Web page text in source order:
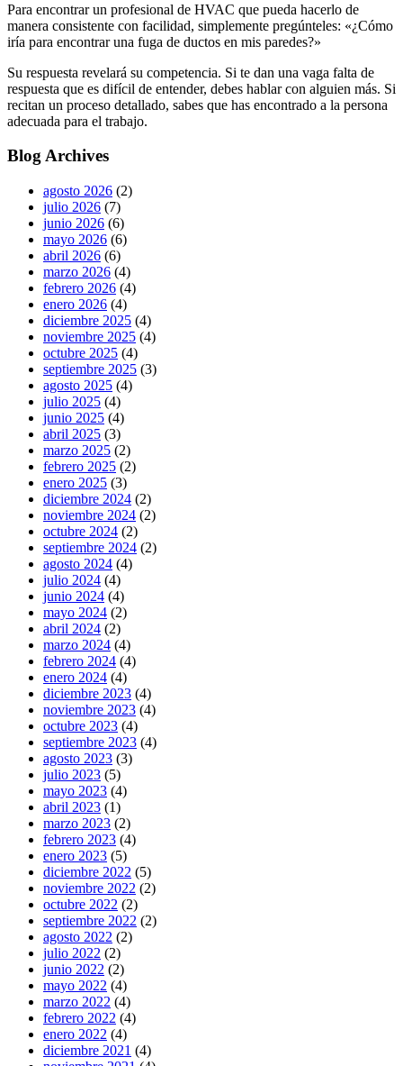
Para encontrar un profesional de HVAC que pueda hacerlo de
manera consistente con facilidad, simplemente pregúnteles: «¿Cómo
iría para encontrar una fuga de ductos en mis paredes?»
Su respuesta revelará su competencia. Si te dan una vaga falta de
respuesta que es difícil de entender, debes hablar con alguien más. Si
recitan un proceso detallado, sabes que has encontrado a la persona
adecuada para el trabajo.
Blog Archives
agosto 2026 (2)
julio 2026 (7)
junio 2026 (6)
mayo 2026 (6)
abril 2026 (6)
marzo 2026 (4)
febrero 2026 (4)
enero 2026 (4)
diciembre 2025 (4)
noviembre 2025 (4)
octubre 2025 (4)
septiembre 2025 (3)
agosto 2025 (4)
julio 2025 (4)
junio 2025 (4)
abril 2025 (3)
marzo 2025 (2)
febrero 2025 (2)
enero 2025 (3)
diciembre 2024 (2)
noviembre 2024 (2)
octubre 2024 (2)
septiembre 2024 (2)
agosto 2024 (4)
julio 2024 (4)
junio 2024 (4)
mayo 2024 (2)
abril 2024 (2)
marzo 2024 (4)
febrero 2024 (4)
enero 2024 (4)
diciembre 2023 (4)
noviembre 2023 (4)
octubre 2023 (4)
septiembre 2023 (4)
agosto 2023 (3)
julio 2023 (5)
mayo 2023 (4)
abril 2023 (1)
marzo 2023 (2)
febrero 2023 (4)
enero 2023 (5)
diciembre 2022 (5)
noviembre 2022 (2)
octubre 2022 (2)
septiembre 2022 (2)
agosto 2022 (2)
julio 2022 (2)
junio 2022 (2)
mayo 2022 (4)
marzo 2022 (4)
febrero 2022 (4)
enero 2022 (4)
diciembre 2021 (4)